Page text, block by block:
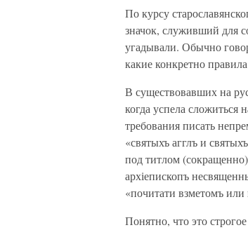
По курсу
значок, служивший для
угадывали. Обычно
какие конкретно
В существовавших на
когда успела сложиться
требования писать
«святыхъ агглъ и
под титлом
архіепископъ
«почитати взметомъ
Понятно, что это